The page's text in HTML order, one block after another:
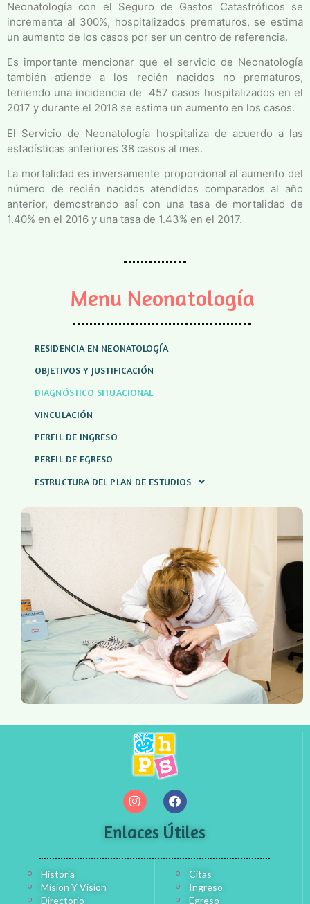
Neonatología con el Seguro de Gastos Catastróficos se
incrementa al 300%, hospitalizados prematuros, se estima
un aumento de los casos por ser un centro de referencia.
Es importante mencionar que el servicio de Neonatología
también atiende a los recién nacidos no prematuros,
teniendo una incidencia de 457 casos hospitalizados en el
2017 y durante el 2018 se estima un aumento en los casos.
El Servicio de Neonatología hospitaliza de acuerdo a las
estadísticas anteriores 38 casos al mes.
La mortalidad es inversamente proporcional al aumento del
número de recién nacidos atendidos comparados al año
anterior, demostrando así con una tasa de mortalidad de
1.40% en el 2016 y una tasa de 1.43% en el 2017.
Menu Neonatología
RESIDENCIA EN NEONATOLOGÍA
OBJETIVOS Y JUSTIFICACIÓN
DIAGNÓSTICO SITUACIONAL
VINCULACIÓN
PERFIL DE INGRESO
PERFIL DE EGRESO
ESTRUCTURA DEL PLAN DE ESTUDIOS
Enlaces Útiles
Historia
Mision Y Vision
Directorio
Citas
Ingreso
Egreso